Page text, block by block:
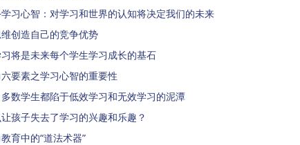
习心智：对学习和世界的认知将决定我们的未来
创造自己的竞争优势
将是未来每个学生学习成长的基石
要素之学习心智的重要性
数学生都陷于低效学习和无效学习的泥潭
孩子失去了学习的兴趣和乐趣？
育中的“道法术器”